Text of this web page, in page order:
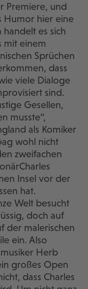
Premiere, und
Humor hier eine
handelt es sich
mit einem
Sprüchen
dass
viele Dialoge
sind.
Gesellen,
musste“,
als Komiker
wohl nicht
zweifachen
Insel vor der
hat.
Welt besucht
doch auf
der malerischen
ein. Also
Herb
großes Open
dass Charles